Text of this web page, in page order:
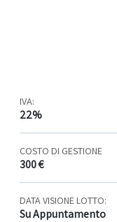
IVA:
22%
COSTO DI GESTIONE
300 €
DATA VISIONE LOTTO:
Su Appuntamento